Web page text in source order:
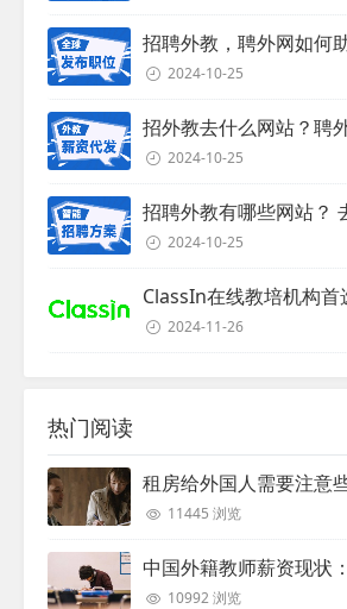
2024-10-25
2024-10-25
2024-10-25
2024-11-26
热门阅读
租房给外国人需要注意
11445 浏览
10992 浏览